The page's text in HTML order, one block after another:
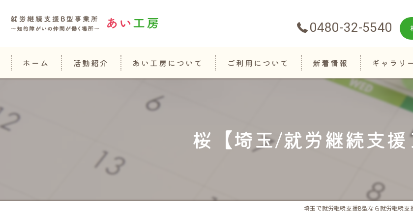
0480-32-5540
ホーム 活動紹介 あい工房について ご利用について 新着情報 ギャラリ
桜【埼玉/就労継続支
埼玉で就労継続支援B型なら就労継続支